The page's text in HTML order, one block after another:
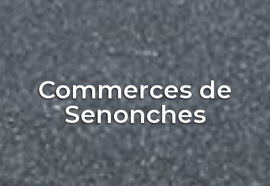
Commerces de
Senonches